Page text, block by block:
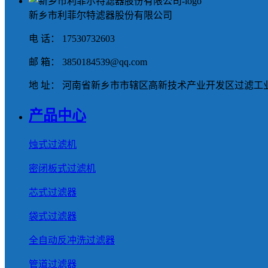
新乡市利菲尔特滤器股份有限公司
电 话： 17530732603
邮 箱： 3850184539@qq.com
地 址： 河南省新乡市市辖区高新技术产业开发区过滤工
产品中心
烛式过滤机
密闭板式过滤机
芯式过滤器
袋式过滤器
全自动反冲洗过滤器
管道过滤器